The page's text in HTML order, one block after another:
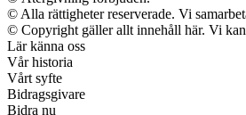
© Alla rättigheter reserverade. Vi
© Copyright gäller allt innehåll här. Vi
Lär känna oss
Vår historia
Vårt syfte
Bidragsgivare
Bidra nu